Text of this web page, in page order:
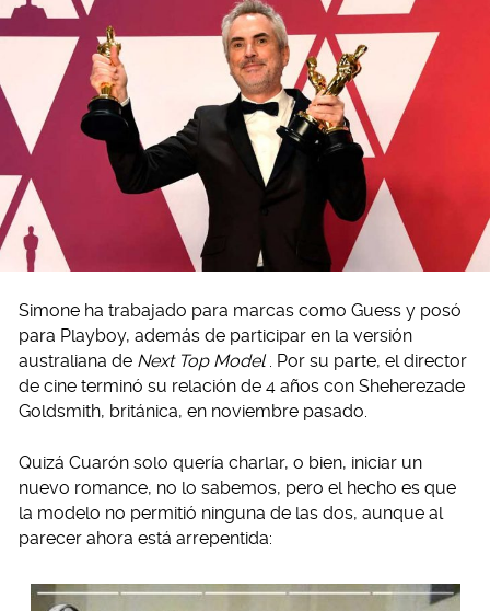
Simone ha trabajado para marcas como Guess y posó
para Playboy, además de participar en la versión
australiana de Next Top Model . Por su parte, el director
de cine terminó su relación de 4 años con Sheherezade
Goldsmith, británica, en noviembre pasado.
Quizá Cuarón solo quería charlar, o bien, iniciar un
nuevo romance, no lo sabemos, pero el hecho es que
la modelo no permitió ninguna de las dos, aunque al
parecer ahora está arrepentida: